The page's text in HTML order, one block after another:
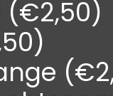
(€2,50)